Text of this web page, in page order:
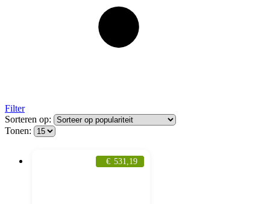
Filter
Sorteren op:
Tonen:
€ 531,19